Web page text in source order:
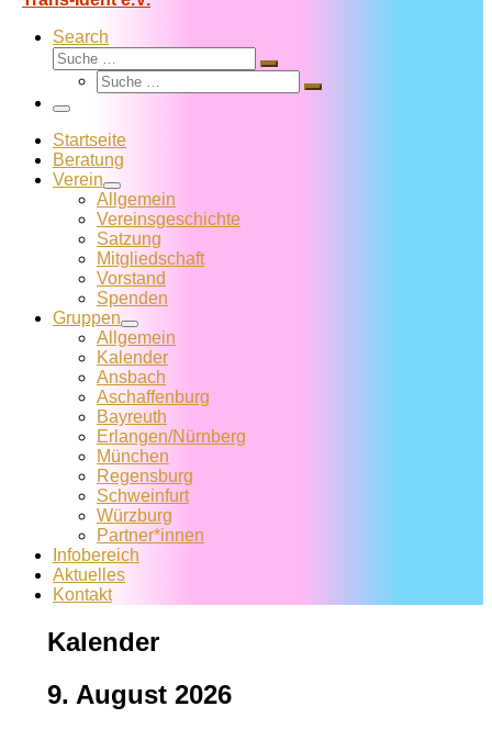
Search
Suche
Suche
Suche
Suche
Menü
Startseite
Beratung
Verein
Allgemein
Vereins­geschichte
Satzung
Mitglied­schaft
Vorstand
Spenden
Gruppen
Allgemein
Kalender
Ansbach
Aschaffenburg
Bayreuth
Erlangen/Nürnberg
München
Regensburg
Schweinfurt
Würzburg
Partner*innen
Infobereich
Aktuelles
Kontakt
Kalender
9. August 2026